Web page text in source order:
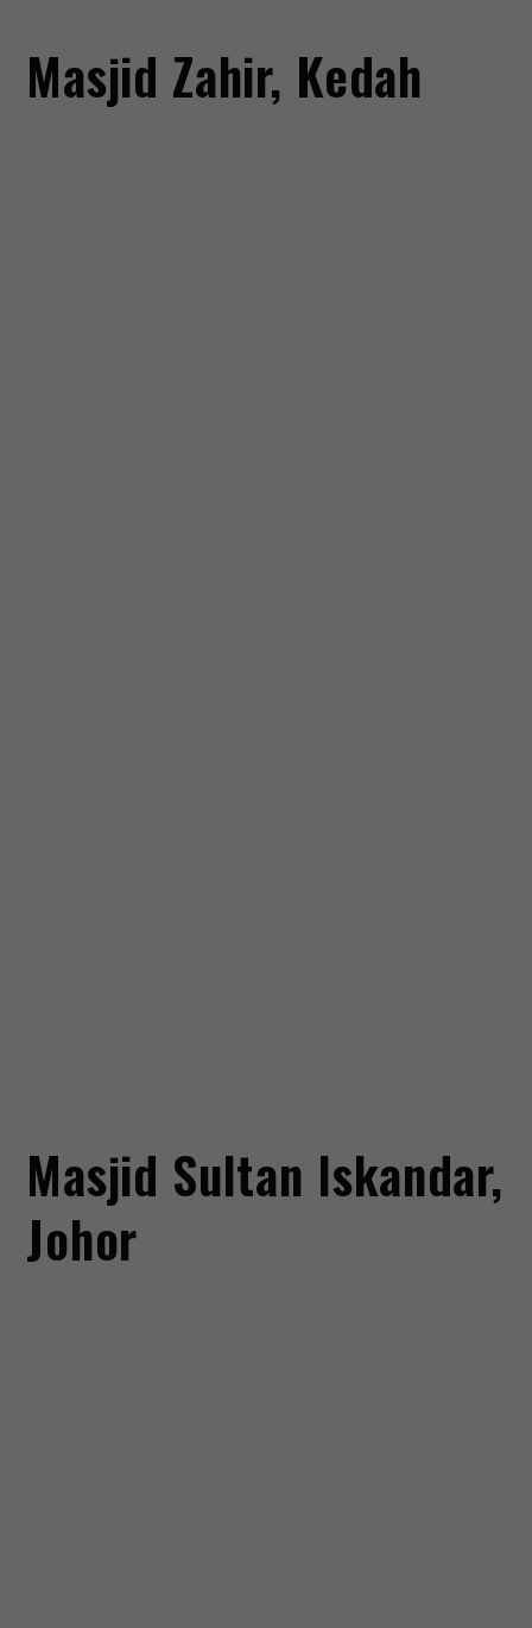
Masjid Zahir, Kedah
Masjid Sultan Iskandar,
Johor